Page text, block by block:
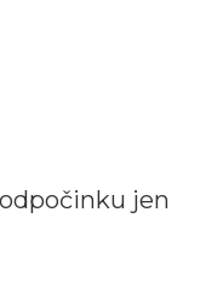
jen